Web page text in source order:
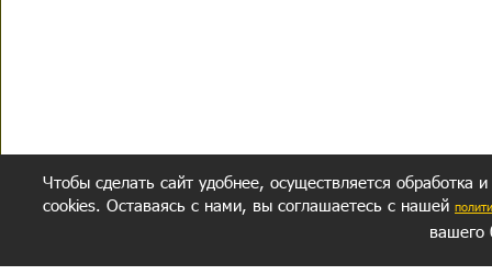
Чтобы сделать сайт удобнее, осуществляется обработка
cookies. Оставаясь с нами, вы соглашаетесь с нашей
вашего